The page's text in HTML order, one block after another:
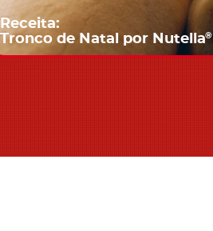
Receita:
Tronco de Natal por Nutella®